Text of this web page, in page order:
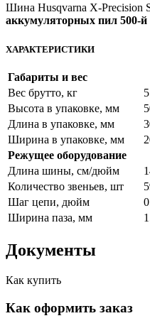
Шина Husqvarna X-Precision
аккумуляторных пил 500-й
ХАРАКТЕРИСТИКИ
Габариты и вес
Вес брутто, кг
5
Высота в упаковке, мм
Длина в упаковке, мм
Ширина в упаковке, мм
Режущее оборудование
Длина шины, см/дюйм
Количество звеньев, шт
Шаг цепи, дюйм
Ширина паза, мм
Документы
Как купить
Как оформить заказ